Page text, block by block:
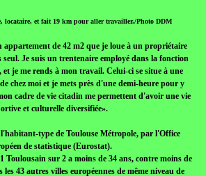
locataire, et fait 19 km pour aller travailler./Photo DDM
de 42 m2 que je loue à un propriétaire
seul. Je suis un trentenaire employé dans la fonction
je me rends à mon travail. Celui-ci se situe à une
chez moi et je mets près d'une demi-heure pour y
cadre de vie citadin me permettent d'avoir une vie
et culturelle diversifiée».
type de Toulouse Métropole, par l'Office
de statistique (Eurostat).
Toulousain sur 2 a moins de 34 ans, contre moins de
les 43 autres villes européennes de même niveau de